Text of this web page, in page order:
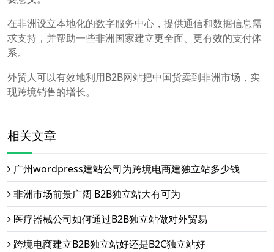
在非洲设立本地化的数字服务中心，提供通信和数据信息需
求支持，并帮助一些非洲国家建立更全面、更有效的支付体
系。
外贸人可以有效地利用B2B网站把中国货卖到非洲市场，实
现跨境销售的增长。
相关文章
广州wordpress建站公司为跨境电商建独立站多少钱
非洲市场前景广阔 B2B独立站大有可为
医疗器械公司如何通过B2B独立站做对外贸易
跨境电商建立B2B独立站好还是B2C独立站好